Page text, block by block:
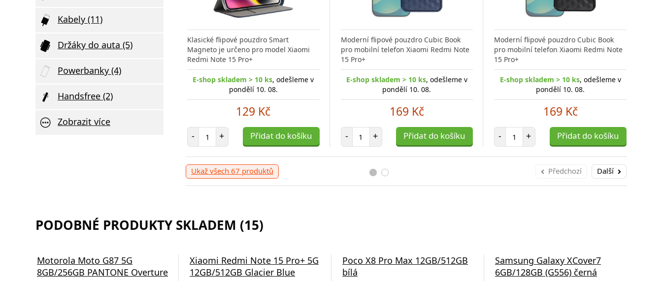
Kabely (11)
Držáky do auta (5)
Powerbanky (4)
Handsfree (2)
Zobrazit více
Klasické flipové pouzdro Smart
Magneto je určeno pro model Xiaomi
Redmi Note 15 Pro+
E-shop skladem > 10 ks, odešleme v
pondělí 10. 08.
129 Kč
- Počet položek
+ Přidat do košíku
Moderní flipové pouzdro Cubic Book
pro mobilní telefon Xiaomi Redmi Note
15 Pro+
E-shop skladem > 10 ks, odešleme v
pondělí 10. 08.
169 Kč
- Počet položek
+ Přidat do košíku
Moderní flipové pouzdro Cubic Book
pro mobilní telefon Xiaomi Redmi Note
15 Pro+
E-shop skladem > 10 ks, odešleme v
pondělí 10. 08.
169 Kč
- Počet položek
+ Přidat do košíku
Ukaž všech 67 produktů Předchozí Další
PODOBNÉ PRODUKTY SKLADEM (15)
Motorola Moto G87 5G
8GB/256GB PANTONE Overture
Xiaomi Redmi Note 15 Pro+ 5G
12GB/512GB Glacier Blue
Poco X8 Pro Max 12GB/512GB
bílá
Samsung Galaxy XCover7
6GB/128GB (G556) černá